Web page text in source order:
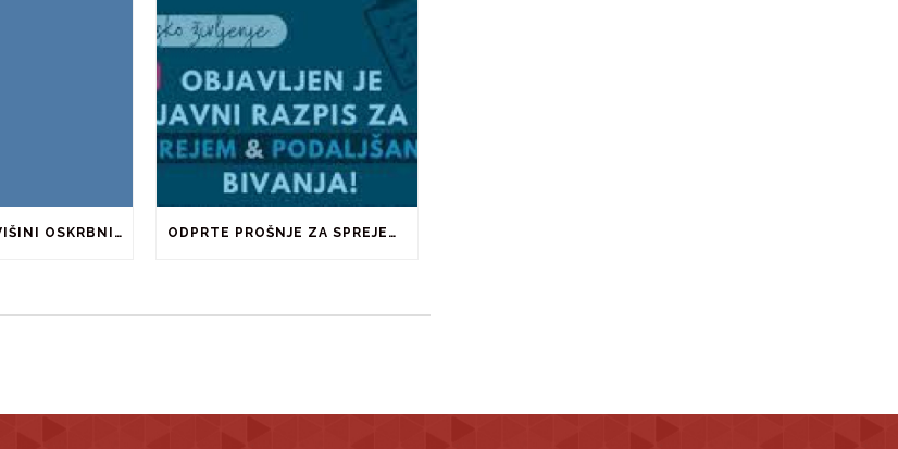
OBVESTILO O VIŠINI OSKRBNINE ZA ŠOLSKO LETO 2026/2027 ODPRTE PROŠNJE ZA SPREJEM IN PODALJŠANJE BIVANJA V ŠTUDENTSKIH DOMOVIH IN PRI ZASEBNIKIH